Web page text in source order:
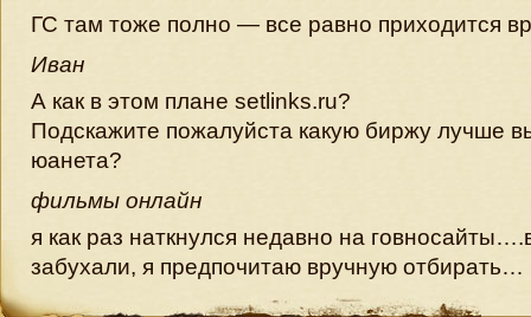
ГС там тоже полно — все равно приходится
Иван
А как в этом плане setlinks.ru?
Подскажите пожалуйста какую биржу лучше
юанета?
фильмы онлайн
я как раз наткнулся недавно на
забухали, я предпочитаю вручную отбирать…